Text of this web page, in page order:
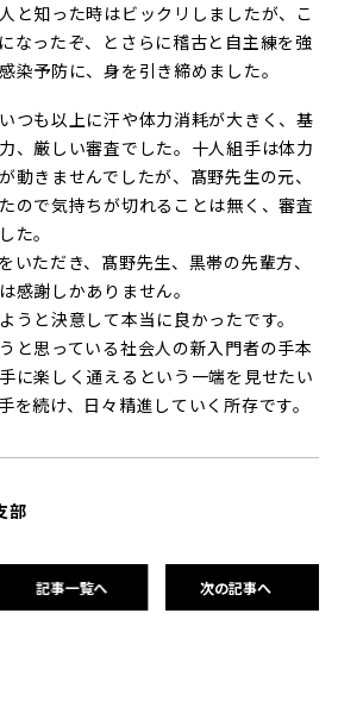
と知った時はビックリしましたが、こ
なったぞ、とさらに稽古と自主練を強
染予防に、身を引き締めました。
つも以上に汗や体力消耗が大きく、基
、厳しい審査でした。十人組手は体力
動きませんでしたが、髙野先生の元、
ので気持ちが切れることは無く、審査
た。
いただき、髙野先生、黒帯の先輩方、
感謝しかありません。
うと決意して本当に良かったです。
と思っている社会人の新入門者の手本
に楽しく通えるという一端を見せたい
を続け、日々精進していく所存です。
部
記事一覧へ 次の記事へ